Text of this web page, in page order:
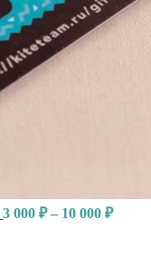
3 000 ₽ – 10 000 ₽